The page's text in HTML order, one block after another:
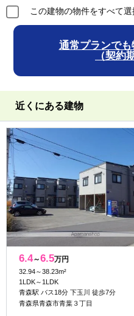
この建物の物件をすべて選
通常プランで
（契約
近くにある建物
6.4～6.5万円
32.94～38.23m²
1LDK～1LDK
青森駅 バス18分 下玉川 徒歩7分
青森県青森市青葉３丁目